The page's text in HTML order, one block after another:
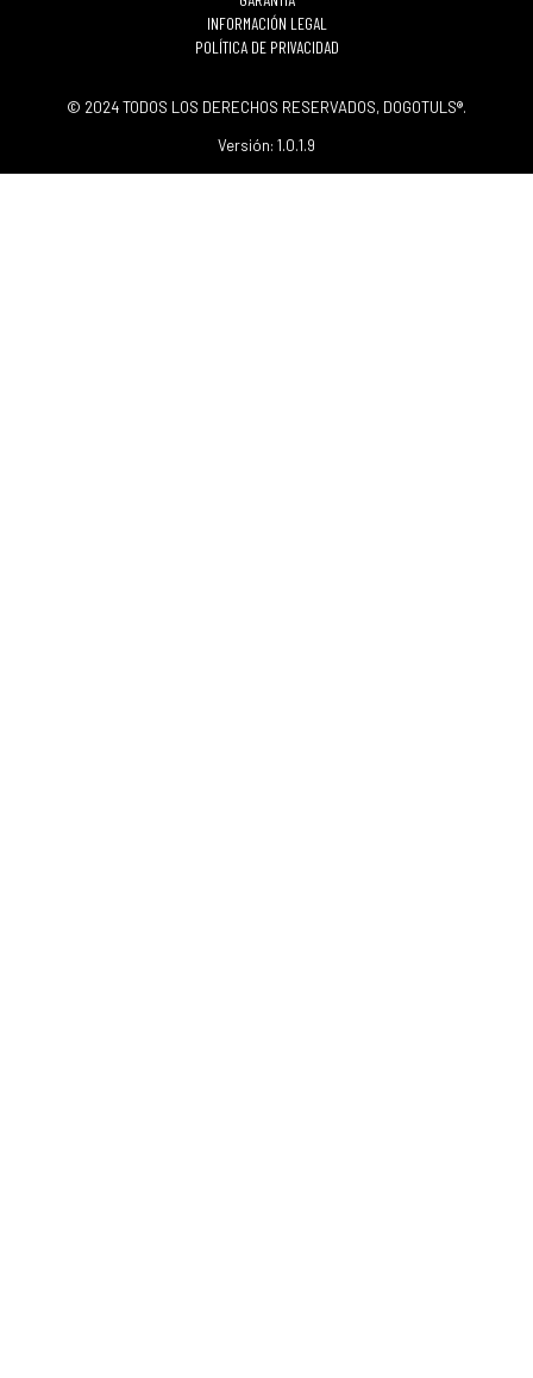
INFORMACIÓN LEGAL
POLÍTICA DE PRIVACIDAD
© 2024 TODOS LOS DERECHOS RESERVADOS, DOGOTULS®.
Versión: 1.0.1.9